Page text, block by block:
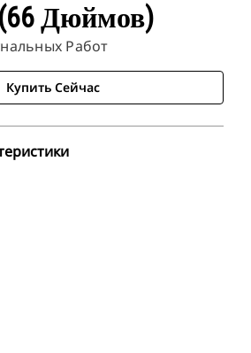
Дюймов)
Работ
Купить Сейчас